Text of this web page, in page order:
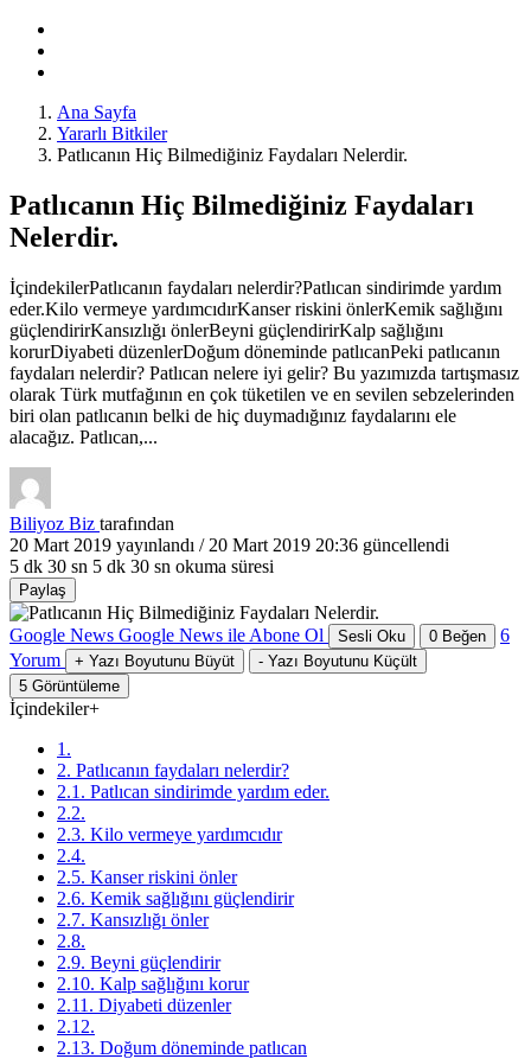
Ana Sayfa
Yararlı Bitkiler
Patlıcanın Hiç Bilmediğiniz Faydaları Nelerdir.
Patlıcanın Hiç Bilmediğiniz Faydaları
Nelerdir.
İçindekilerPatlıcanın faydaları nelerdir?Patlıcan sindirimde yardım
eder.Kilo vermeye yardımcıdırKanser riskini önlerKemik sağlığını
güçlendirirKansızlığı önlerBeyni güçlendirirKalp sağlığını
korurDiyabeti düzenlerDoğum döneminde patlıcanPeki patlıcanın
faydaları nelerdir? Patlıcan nelere iyi gelir? Bu yazımızda tartışmasız
olarak Türk mutfağının en çok tüketilen ve en sevilen sebzelerinden
biri olan patlıcanın belki de hiç duymadığınız faydalarını ele
alacağız. Patlıcan,...
Biliyoz Biz tarafından
20 Mart 2019 yayınlandı / 20 Mart 2019 20:36 güncellendi
5 dk 30 sn 5 dk 30 sn okuma süresi
Paylaş
Google News Google News ile Abone Ol Sesli Oku 0 Beğen
6
Yorum
+ Yazı Boyutunu Büyüt - Yazı Boyutunu Küçült
5 Görüntüleme
İçindekiler+
1.
2. Patlıcanın faydaları nelerdir?
2.1. Patlıcan sindirimde yardım eder.
2.2.
2.3. Kilo vermeye yardımcıdır
2.4.
2.5. Kanser riskini önler
2.6. Kemik sağlığını güçlendirir
2.7. Kansızlığı önler
2.8.
2.9. Beyni güçlendirir
2.10. Kalp sağlığını korur
2.11. Diyabeti düzenler
2.12.
2.13. Doğum döneminde patlıcan